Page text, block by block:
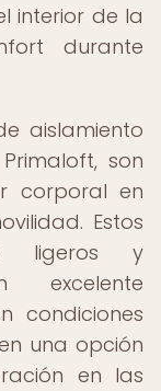
interior de la
durante
aislamiento
son
corporal en
Estos
ligeros y
excelente
condiciones
una opción
en las